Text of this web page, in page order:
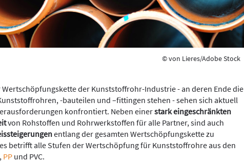
© von Lieres/Adobe Stock
Wertschöpfungskette der Kunststoffrohr-Industrie - an deren Ende die
-bauteilen und –fittingen stehen - sehen sich aktuell
konfrontiert. Neben einerstark eingeschränkten
von Rohstoffen und Rohrwerkstoffen für alle Partner, sind auch
entlang der gesamten Wertschöpfungskette zu
betrifft alle Stufen der Wertschöpfung für Kunststoffrohre aus den
PP und PVC.